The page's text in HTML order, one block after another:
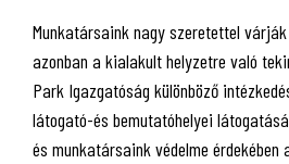
Munkatársaink nagy szeretettel
azonban a kialakult helyzetre való
Park Igazgatóság különböző
látogató-és bemutatóhelyei
és munkatársaink védelme érdekében